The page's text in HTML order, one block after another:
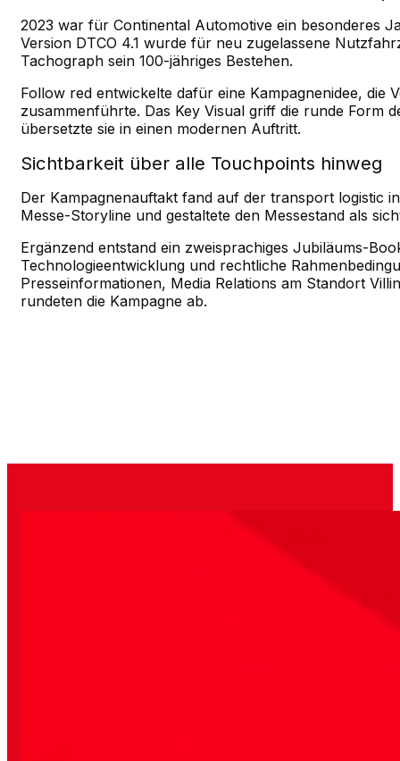
2023 war für Continental Automotive ein besonderes
Version DTCO 4.1 wurde für neu zugelassene
Tachograph sein 100-jähriges Bestehen.
Follow red entwickelte dafür eine Kampagnenidee, die
zusammenführte. Das Key Visual griff die runde Form
übersetzte sie in einen modernen Auftritt.
Sichtbarkeit über alle Touchpoints hinweg
Der Kampagnenauftakt fand auf der transport logistic
Messe-Storyline und gestaltete den Messestand als
Ergänzend entstand ein zweisprachiges Jubiläums-
Technologieentwicklung und rechtliche
Presseinformationen, Media Relations am Standort
rundeten die Kampagne ab.